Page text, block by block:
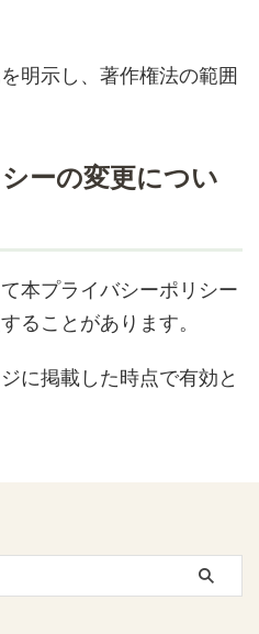
明示し、著作権法の範囲
ーの変更につい
本プライバシーポリシー
ることがあります。
に掲載した時点で有効と